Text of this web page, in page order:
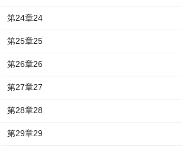
第24章24
第25章25
第26章26
第27章27
第28章28
第29章29